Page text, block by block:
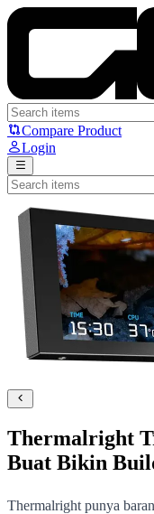
Thermalright Trofeo
Compare Product
Login
Thermalright
Buat Bikin
Thermalright punya